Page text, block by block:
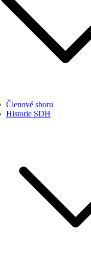
Členové sboru
Historie SDH